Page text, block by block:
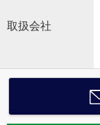
取扱会社